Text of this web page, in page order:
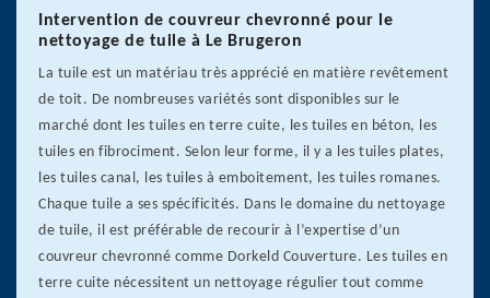
Intervention de couvreur chevronné pour le
nettoyage de tuile à Le Brugeron
La tuile est un matériau très apprécié en matière revêtement
de toit. De nombreuses variétés sont disponibles sur le
marché dont les tuiles en terre cuite, les tuiles en béton, les
tuiles en fibrociment. Selon leur forme, il y a les tuiles plates,
les tuiles canal, les tuiles à emboitement, les tuiles romanes.
Chaque tuile a ses spécificités. Dans le domaine du nettoyage
de tuile, il est préférable de recourir à l’expertise d’un
couvreur chevronné comme Dorkeld Couverture. Les tuiles en
terre cuite nécessitent un nettoyage régulier tout comme